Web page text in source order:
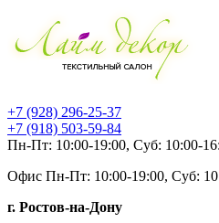
+7 (928) 296-25-37
+7 (918) 503-59-84
Пн-Пт: 10:00-19:00, Суб: 10:00-
Офис Пн-Пт: 10:00-19:00, Суб:
г. Ростов-на-Дону